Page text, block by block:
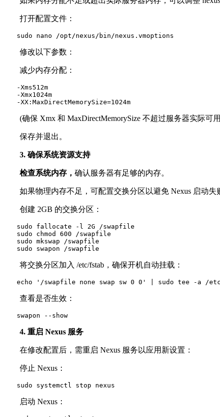
打开配置文件：
sudo nano /opt/nexus/bin/nexus.vmoptions
修改以下参数：
减少内存分配：
-Xms512m
-Xmx1024m
-XX:MaxDirectMemorySize=1024m
(确保 Xmx 和 MaxDirectMemorySize 不超过服务器实际可
保存并退出。
3. 确保系统资源支持
检查系统内存， 确认服务器有足够的内存。
如果物理内存不足，可配置交换分区以避免 Nexus 启动失
创建 2GB 的交换分区：
sudo fallocate -l 2G /swapfile
sudo chmod 600 /swapfile
sudo mkswap /swapfile
sudo swapon /swapfile
将交换分区加入 /etc/fstab，确保开机自动挂载：
echo '/swapfile none swap sw 0 0' | sudo tee -a /
查看是否生效：
swapon --show
4. 重启 Nexus 服务
在修改配置后，需重启 Nexus 服务以应用新设置：
停止 Nexus：
sudo systemctl stop nexus
启动 Nexus：